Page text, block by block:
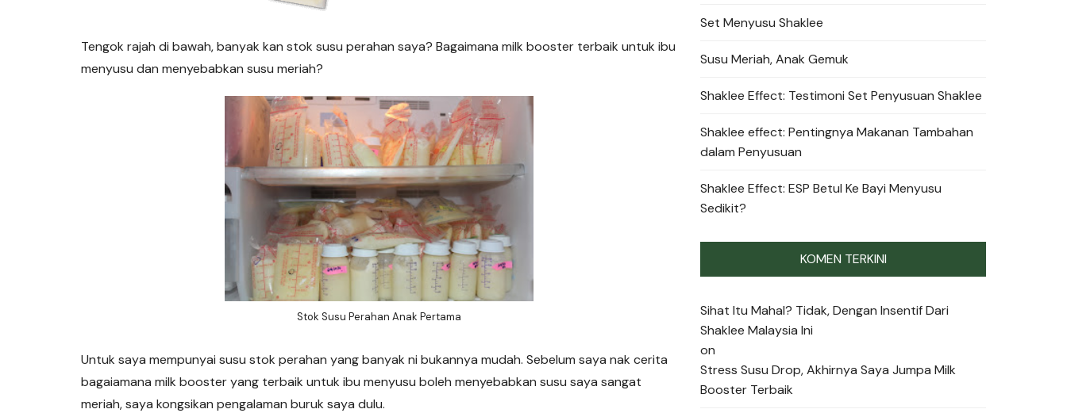
Tengok rajah di bawah, banyak kan stok susu perahan saya? Bagaimana milk booster terbaik untuk ibu
menyusu dan menyebabkan susu meriah?
Stok Susu Perahan Anak Pertama
Untuk saya mempunyai susu stok perahan yang banyak ni bukannya mudah. Sebelum saya nak cerita
bagaiamana milk booster yang terbaik untuk ibu menyusu boleh menyebabkan susu saya sangat
meriah, saya kongsikan pengalaman buruk saya dulu.
Set Menyusu Shaklee
Susu Meriah, Anak Gemuk
Shaklee Effect: Testimoni Set Penyusuan Shaklee
Shaklee effect: Pentingnya Makanan Tambahan
dalam Penyusuan
Shaklee Effect: ESP Betul Ke Bayi Menyusu
Sedikit?
KOMEN TERKINI
Sihat Itu Mahal? Tidak, Dengan Insentif Dari
Shaklee Malaysia Ini
on
Stress Susu Drop, Akhirnya Saya Jumpa Milk
Booster Terbaik